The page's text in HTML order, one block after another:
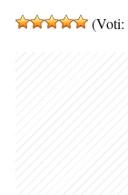
(Voti: